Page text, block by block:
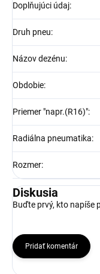
Doplňujúci údaj:
Druh pneu:
Názov dezénu:
Obdobie:
Priemer "napr.(R16)":
Radiálna pneumatika:
Rozmer:
Diskusia
Buďte prvý, kto napíše
Pridať komentár